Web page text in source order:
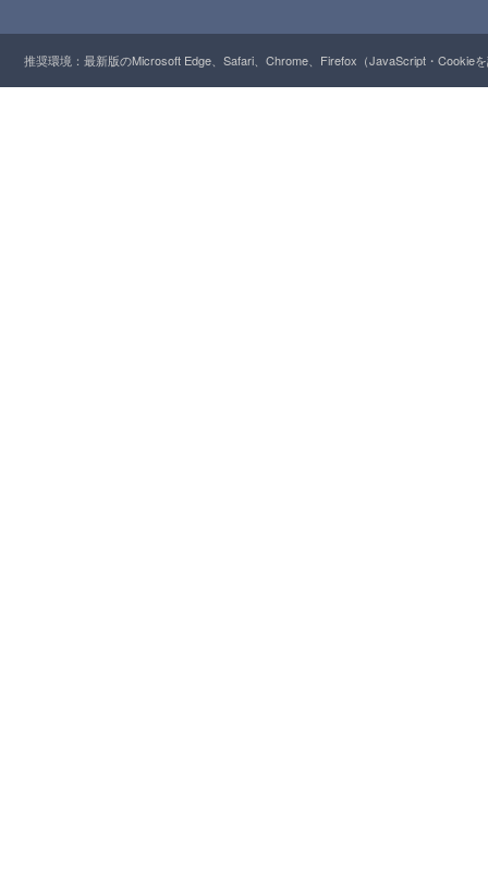
推奨環境：最新版のMicrosoft Edge、Safari、Chrome、Firefox（JavaScript・Cookie